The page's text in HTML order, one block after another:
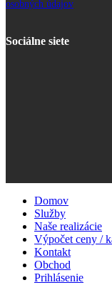
osobných údajov
Sociálne siete
Domov
Služby
Naše realizácie
Výpočet ceny /
Kontakt
Obchod
Prihlásenie